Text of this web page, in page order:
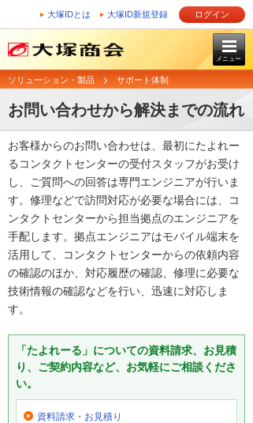
大塚IDとは 大塚ID新規登録 ログイン
メニュー
ソリューション・製品 サポート体制
お問い合わせから解決までの流れ
お客様からのお問い合わせは、最初にたよれー
るコンタクトセンターの受付スタッフがお受け
し、ご質問への回答は専門エンジニアが行いま
す。修理などで訪問対応が必要な場合には、コ
ンタクトセンターから担当拠点のエンジニアを
手配します。拠点エンジニアはモバイル端末を
活用して、コンタクトセンターからの依頼内容
の確認のほか、対応履歴の確認、修理に必要な
技術情報の確認などを行い、迅速に対応しま
す。
「たよれーる」についての資料請求、お見積
り、ご契約内容など、お気軽にご相談くださ
い。
資料請求・お見積り